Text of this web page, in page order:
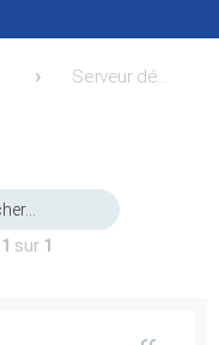
Serveur dédié Linux & VPS Linux
1 sur 1